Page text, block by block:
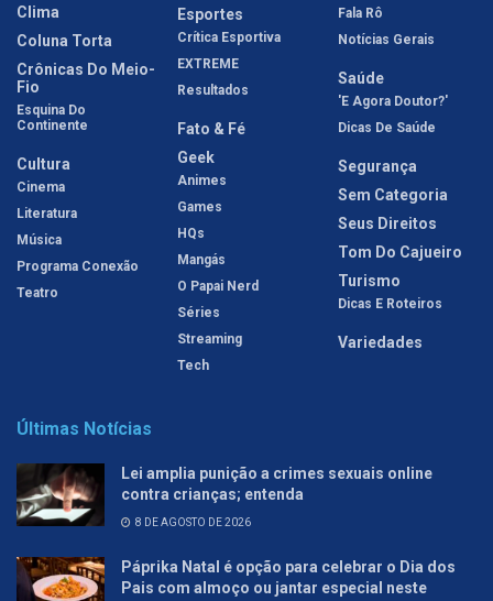
Clima
Coluna Torta
Crônicas Do Meio-
Fio
Esquina Do
Continente
Cultura
Cinema
Literatura
Música
Programa Conexão
Teatro
Esportes
Crítica Esportiva
EXTREME
Resultados
Fato & Fé
Geek
Animes
Games
HQs
Mangás
O Papai Nerd
Séries
Streaming
Tech
Fala Rô
Notícias Gerais
Saúde
'E Agora Doutor?'
Dicas De Saúde
Segurança
Sem Categoria
Seus Direitos
Tom Do Cajueiro
Turismo
Dicas E Roteiros
Variedades
Últimas Notícias
Lei amplia punição a crimes sexuais online
contra crianças; entenda
8 DE AGOSTO DE 2026
Páprika Natal é opção para celebrar o Dia dos
Pais com almoço ou jantar especial neste